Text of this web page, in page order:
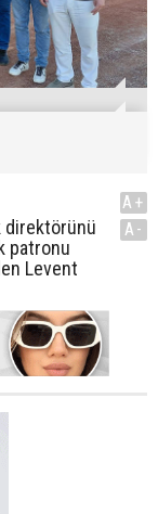
direktörünü
patronu
Levent
A+
A-